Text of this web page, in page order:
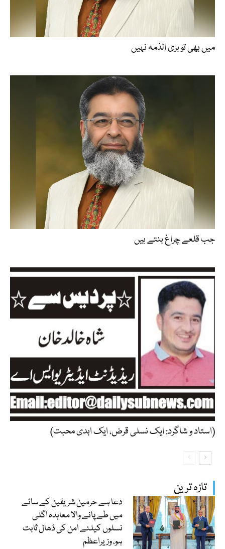
تازہ ترین
دعا ہے حرمین شریفین کے سائے
میں طے پانے والا معاہدہ اگلی
نسلوں کیلئے امن کی ڈھال ثابت
ہو، وزیراعظم
میں بھی تو بری الذمہ نہیں
جب قلعے چراغ بنتے ہیں
(استاد و شاگرد: ایک نسلی قرض، ایک ابدی محبت)